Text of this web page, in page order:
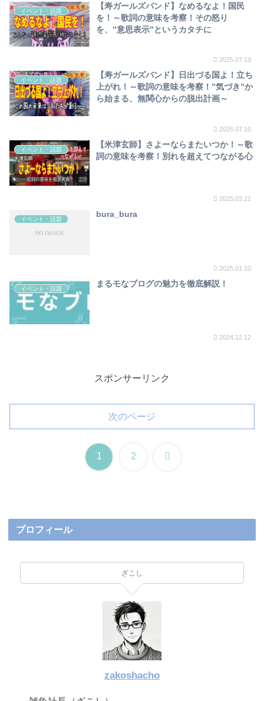
イベント・話題
【寿ガールズバンド】なめるなよ！国民
を！～歌詞の意味を考察！その怒り
を、”意思表示”というカタチに
2025.07.19
イベント・話題
【寿ガールズバンド】日出づる国よ！立ち
上がれ！～歌詞の意味を考察！”気づき”か
ら始まる、無関心からの脱出計画～
2025.07.10
イベント・話題
【米津玄師】さよーならまたいつか！～歌
詞の意味を考察！別れを超えてつながる心
2025.03.22
イベント・話題
bura_bura
2025.01.10
イベント・話題
まるモなブログの魅力を徹底解説！
2024.12.12
スポンサーリンク
次のページ
1 2 次
プロフィール
ざこし
zakoshacho